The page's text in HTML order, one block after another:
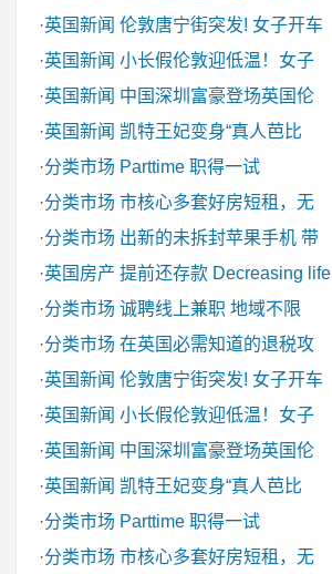
·英国新闻 伦敦唐宁街突发! 女子开车
·英国新闻 小长假伦敦迎低温！女子
·英国新闻 中国深圳富豪登场英国伦
·英国新闻 凯特王妃变身“真人芭比
·分类市场 Parttime 职得一试
·分类市场 市核心多套好房短租，无
·分类市场 出新的未拆封苹果手机 带
·英国房产 提前还存款 Decreasing life
·分类市场 诚聘线上兼职 地域不限
·分类市场 在英国必需知道的退税攻
·英国新闻 伦敦唐宁街突发! 女子开车
·英国新闻 小长假伦敦迎低温！女子
·英国新闻 中国深圳富豪登场英国伦
·英国新闻 凯特王妃变身“真人芭比
·分类市场 Parttime 职得一试
·分类市场 市核心多套好房短租，无